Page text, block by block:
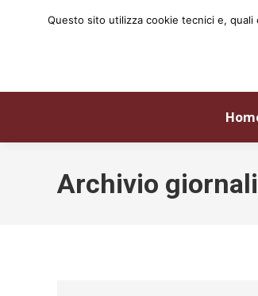
Archivio
Questo sito utilizza cookie tecnici e,